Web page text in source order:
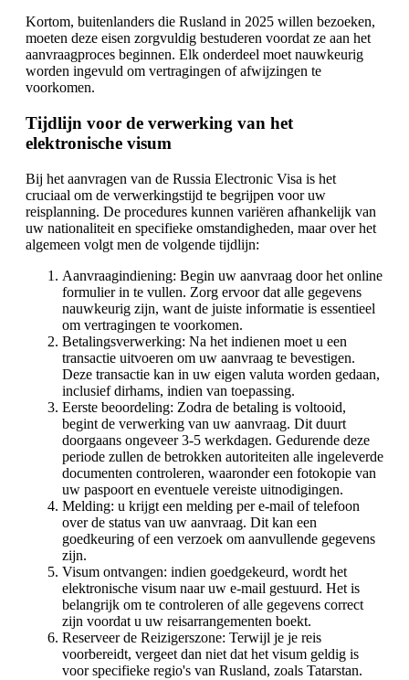
Kortom, buitenlanders die Rusland in 2025 willen bezoeken,
moeten deze eisen zorgvuldig bestuderen voordat ze aan het
aanvraagproces beginnen. Elk onderdeel moet nauwkeurig
worden ingevuld om vertragingen of afwijzingen te
voorkomen.
Tijdlijn voor de verwerking van het
elektronische visum
Bij het aanvragen van de Russia Electronic Visa is het
cruciaal om de verwerkingstijd te begrijpen voor uw
reisplanning. De procedures kunnen variëren afhankelijk van
uw nationaliteit en specifieke omstandigheden, maar over het
algemeen volgt men de volgende tijdlijn:
Aanvraagindiening: Begin uw aanvraag door het online
formulier in te vullen. Zorg ervoor dat alle gegevens
nauwkeurig zijn, want de juiste informatie is essentieel
om vertragingen te voorkomen.
Betalingsverwerking: Na het indienen moet u een
transactie uitvoeren om uw aanvraag te bevestigen.
Deze transactie kan in uw eigen valuta worden gedaan,
inclusief dirhams, indien van toepassing.
Eerste beoordeling: Zodra de betaling is voltooid,
begint de verwerking van uw aanvraag. Dit duurt
doorgaans ongeveer 3-5 werkdagen. Gedurende deze
periode zullen de betrokken autoriteiten alle ingeleverde
documenten controleren, waaronder een fotokopie van
uw paspoort en eventuele vereiste uitnodigingen.
Melding: u krijgt een melding per e-mail of telefoon
over de status van uw aanvraag. Dit kan een
goedkeuring of een verzoek om aanvullende gegevens
zijn.
Visum ontvangen: indien goedgekeurd, wordt het
elektronische visum naar uw e-mail gestuurd. Het is
belangrijk om te controleren of alle gegevens correct
zijn voordat u uw reisarrangementen boekt.
Reserveer de Reizigerszone: Terwijl je je reis
voorbereidt, vergeet dan niet dat het visum geldig is
voor specifieke regio's van Rusland, zoals Tatarstan.